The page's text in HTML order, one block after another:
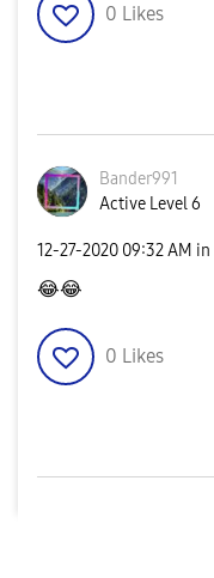
0 Likes
Bander991
Active Level 6
‎12-27-2020 09:32 AM in
😂😂
0 Likes